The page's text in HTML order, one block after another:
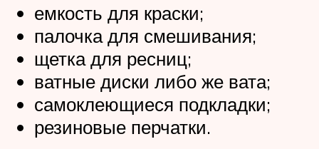
емкость для краски;
палочка для смешивания;
щетка для ресниц;
ватные диски либо же вата;
самоклеющиеся подкладки;
резиновые перчатки.